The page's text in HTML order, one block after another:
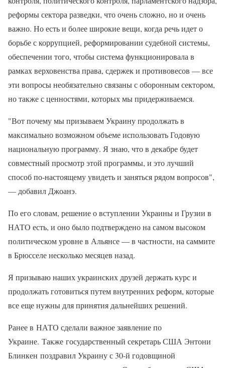
реформы сектора разведки, что очень сложно, но и очень
важно. Но есть и более широкие вещи, когда речь идет о
борьбе с коррупцией, реформировании судебной системы,
обеспечении того, чтобы система функционировала в
рамках верховенства права, сдержек и противовесов — все
эти вопросы необязательно связаны с оборонным сектором,
но также с ценностями, которых мы придерживаемся.
"Вот почему мы призываем Украину продолжать в
максимально возможном объеме использовать Годовую
национальную программу. Я знаю, что в декабре будет
совместный просмотр этой программы, и это лучший
способ по-настоящему увидеть и заняться рядом вопросов",
— добавил Джоанэ.
По его словам, решение о вступлении Украины и Грузии в
НАТО есть, и оно было подтверждено на самом высоком
политическом уровне в Альянсе — в частности, на саммите
в Брюсселе несколько месяцев назад.
Я призываю наших украинских друзей держать курс и
продолжать готовиться путем внутренних реформ, которые
все еще нужны для принятия дальнейших решений.
Ранее в НАТО сделали важное заявление по
Украине. Также государственный секретарь США Энтони
Блинкен поздравил Украину с 30-й годовщиной